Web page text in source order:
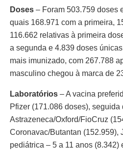
Doses – Foram 503.759 doses
quais 168.971 com a primeira,
116.662 relativas à primeira
a segunda e 4.839 doses
mais imunizado, com 267.788
masculino chegou à marca de
Laboratórios – A vacina
Pfizer (171.086 doses), seguida
Astrazeneca/Oxford/FioCruz
Coronavac/Butantan (152.959),
pediátrica – 5 a 11 anos